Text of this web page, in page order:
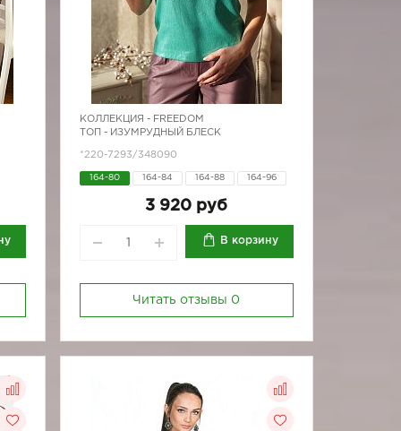
КОЛЛЕКЦИЯ - FREEDOM
ТОП - ИЗУМРУДНЫЙ БЛЕСК
*220-7293/348090
164-80 164-84 164-88 164-96
3 920 руб
В корзину
Читать отзывы 0